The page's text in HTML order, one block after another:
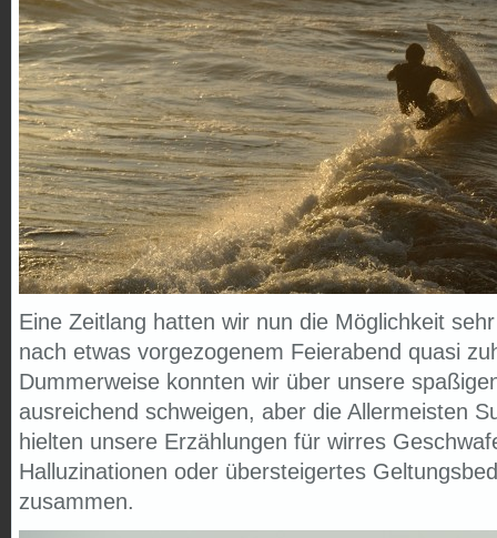
Eine Zeitlang hatten wir nun die Möglichkeit
nach etwas vorgezogenem Feierabend quasi
Dummerweise konnten wir über unsere
ausreichend schweigen, aber die Allermeisten
hielten unsere Erzählungen für wirres
Halluzinationen oder übersteigertes
zusammen.